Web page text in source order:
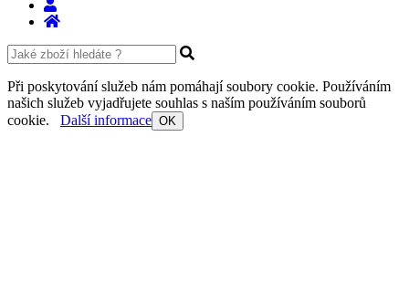
Při poskytování služeb nám pomáhají soubory cookie. Používáním
našich služeb vyjadřujete souhlas s naším používáním souborů
cookie. Další informace